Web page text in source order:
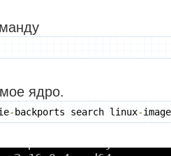
ядро.
- backports search linux-image